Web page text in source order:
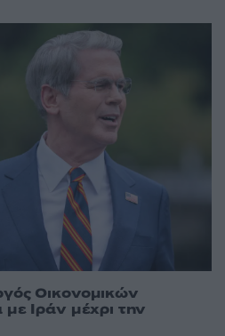
Οικονομικών
Ιράν μέχρι την